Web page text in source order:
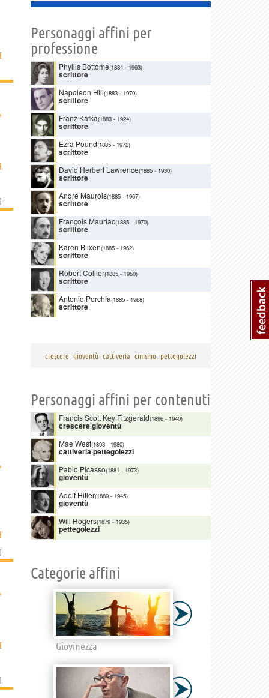
]
]
]
Personaggi affini per
professione
Phyllis Bottome(1884 - 1963)
scrittore
Napoleon Hill(1883 - 1970)
scrittore
Franz Kafka(1883 - 1924)
scrittore
Ezra Pound(1885 - 1972)
scrittore
David Herbert Lawrence(1885 - 1930)
scrittore
André Maurois(1885 - 1967)
scrittore
François Mauriac(1885 - 1970)
scrittore
Karen Blixen(1885 - 1962)
scrittore
Robert Collier(1885 - 1950)
scrittore
Antonio Porchia(1885 - 1968)
scrittore
crescere gioventù cattiveria cinismo pettegolezzi
Personaggi affini per contenuti
Francis Scott Key Fitzgerald(1896 - 1940)
crescere,gioventù
Mae West(1893 - 1980)
cattiveria,pettegolezzi
Pablo Picasso(1881 - 1973)
gioventù
Adolf Hitler(1889 - 1945)
gioventù
Will Rogers(1879 - 1935)
pettegolezzi
Categorie affini
Giovinezza